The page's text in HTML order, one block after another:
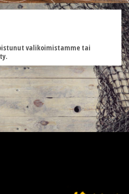
valikoimistamme tai